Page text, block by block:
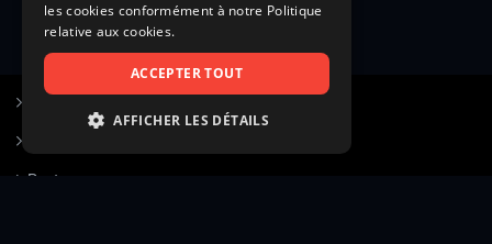
Poster une annonce
les cookies conformément à notre Politique
relative aux cookies.
ACCEPTER TOUT
AFFICHER LES DÉTAILS